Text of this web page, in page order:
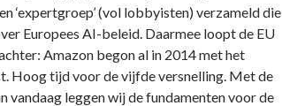
‘expertgroep’ (vol lobbyisten) verzameld die
Europees AI-beleid. Daarmee loopt de EU
Amazon begon al in 2014 met het
Hoog tijd voor de vijfde versnelling. Met de
vandaag leggen wij de fundamenten voor de